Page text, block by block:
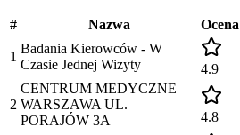
# Nazwa Ocena
1
Badania Kierowców - W
Czasie Jednej Wizyty
4.9
2
CENTRUM MEDYCZNE
WARSZAWA UL.
PORAJÓW 3A
4.8